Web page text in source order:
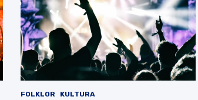
FOLKLOR KULTURA